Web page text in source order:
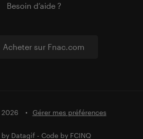
Acheter sur Fnac.com
Besoin d’aide ?
Gérer mes préférences
by Datagif - Code by FCINQ